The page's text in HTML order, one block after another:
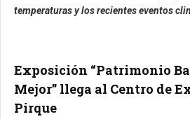
temperaturas y los recientes eventos
Exposición “Patrimonio
Mejor” llega al Centro de
Pirque